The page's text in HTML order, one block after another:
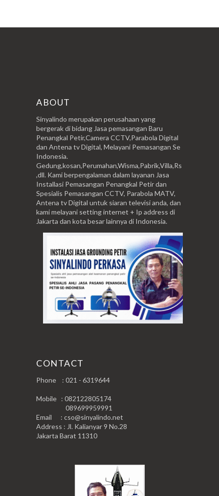
ABOUT
Sinyalindo merupakan perusahaan yang
bergerak di bidang Jasa pemasangan Baru
Penangkal Petir,Camera CCTV,Parabola Digital
dan Antena tv Digital, Melayani Pemasangan Se
Indonesia.
Gedung,kosan,Perumahan,Wisma,Pabrik,Villa,Rs
,dll. Kami berpengalaman dalam layanan Jasa
Installasi Pemasangan Penangkal Petir dan
Spesialis Pemasangan CCTV, Parabola MATV,
Antena tv Digital untuk siaran televisi anda, dan
kami melayani setting internet + Ip address di
Jakarta dan kota besar lainnya di Indonesia.
CONTACT
Phone : 021 - 6319644
Mobile : 082122805174
089699959991
Email : cso@sinyalindo.net
Address : Jl. Kalianyar 9 No.28
Jakarta Barat 11310